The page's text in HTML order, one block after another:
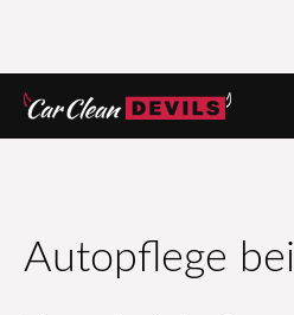
Zum
Inhalt
Autopflege bei